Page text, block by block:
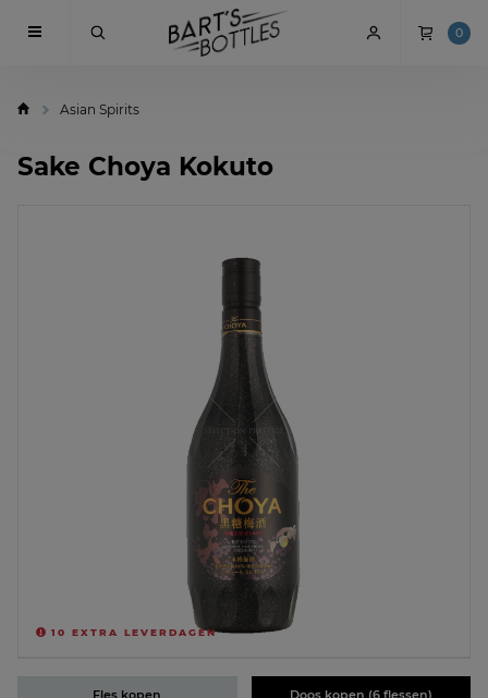
0
Asian Spirits
Sake Choya Kokuto
10 EXTRA LEVERDAGEN
Fles kopen Doos kopen (6 flessen)